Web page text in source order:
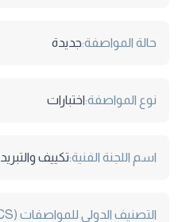
حالة المواصفة:جديدة
نوع المواصفة:اختبارات
اسم اللجنة الفنية:تكييف والتبريد
التصنيف الدولى للمواصفات (ICS):